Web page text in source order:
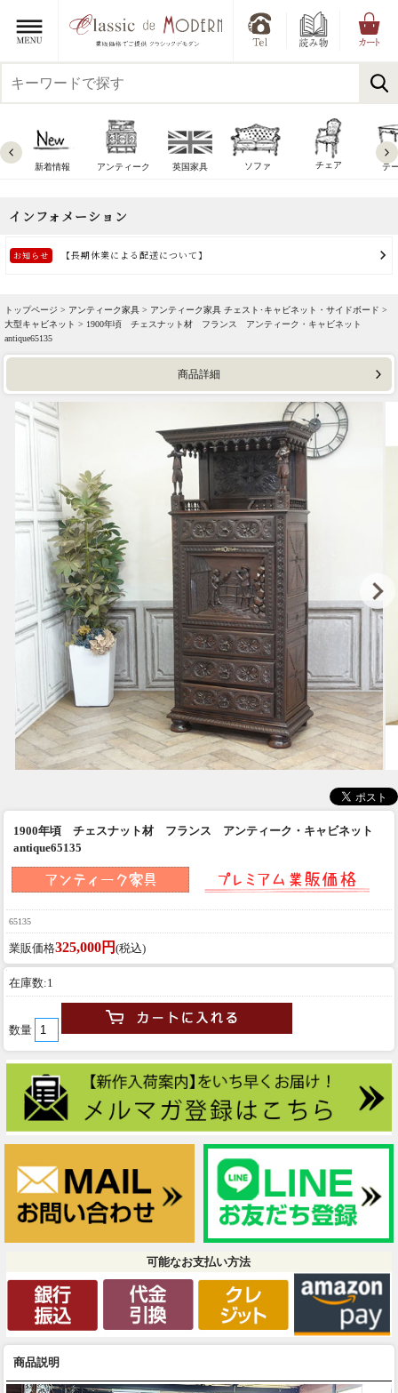
新着情報 アンティーク 英国家具 ソファ チェア テ
トップページ > アンティーク家具 > アンティーク家具 チェスト･キャビネット・サイドボード >
大型キャビネット > 1900年頃 チェスナット材 フランス アンティーク・キャビネット
antique65135
商品詳細
1900年頃 チェスナット材 フランス アンティーク・キャビネット
antique65135
65135
業販価格325,000円 (税込)
在庫数:1
数量
可能なお支払い方法
商品説明